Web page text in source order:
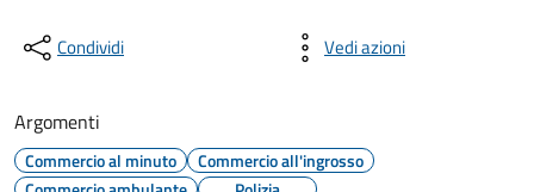
Condividi Vedi azioni
Argomenti
Commercio al minuto
Commercio all'ingrosso